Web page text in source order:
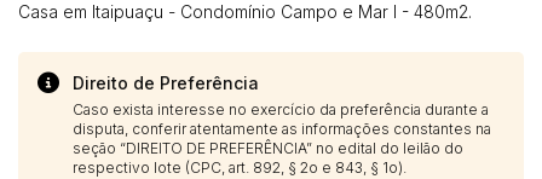
Casa em Itaipuaçu - Condomínio Campo e Mar I - 480m2.
Direito de Preferência
Caso exista interesse no exercício da preferência durante a
disputa, conferir atentamente as informações constantes na
seção “DIREITO DE PREFERÊNCIA” no edital do leilão do
respectivo lote (CPC, art. 892, § 2o e 843, § 1o).